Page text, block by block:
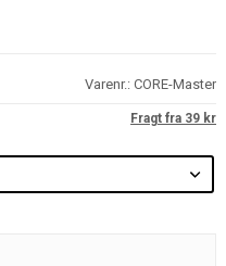
Varenr.:CORE-Master
Fragt fra 39 kr